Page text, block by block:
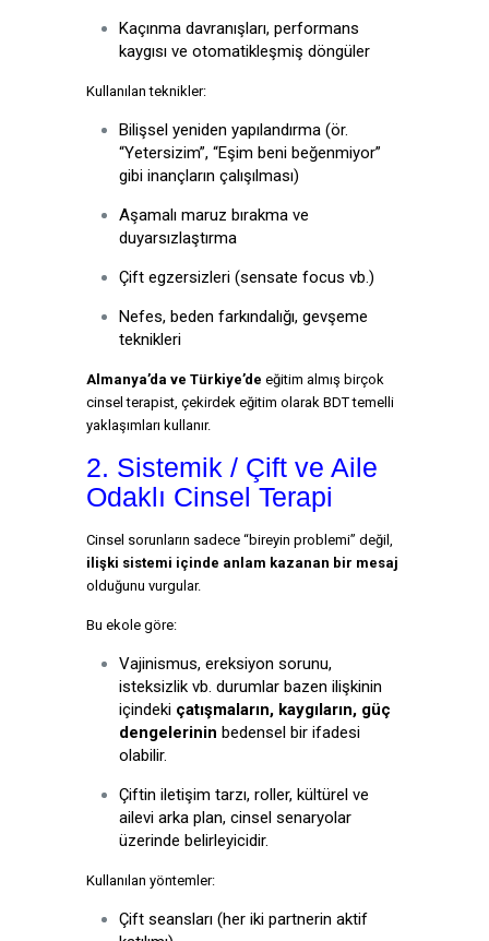
Kaçınma davranışları, performans
kaygısı ve otomatikleşmiş döngüler
Kullanılan teknikler:
Bilişsel yeniden yapılandırma (ör.
“Yetersizim”, “Eşim beni beğenmiyor”
gibi inançların çalışılması)
Aşamalı maruz bırakma ve
duyarsızlaştırma
Çift egzersizleri (sensate focus vb.)
Nefes, beden farkındalığı, gevşeme
teknikleri
Almanya’da ve Türkiye’de eğitim almış birçok
cinsel terapist, çekirdek eğitim olarak BDT temelli
yaklaşımları kullanır.
2. Sistemik / Çift ve Aile
Odaklı Cinsel Terapi
Cinsel sorunların sadece “bireyin problemi” değil,
ilişki sistemi içinde anlam kazanan bir mesaj
olduğunu vurgular.
Bu ekole göre:
Vajinismus, ereksiyon sorunu,
isteksizlik vb. durumlar bazen ilişkinin
içindeki çatışmaların, kaygıların, güç
dengelerinin bedensel bir ifadesi
olabilir.
Çiftin iletişim tarzı, roller, kültürel ve
ailevi arka plan, cinsel senaryolar
üzerinde belirleyicidir.
Kullanılan yöntemler:
Çift seansları (her iki partnerin aktif